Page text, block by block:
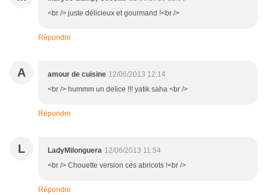
<br /> juste délicieux et gourmand !<br />
Répondre
A amour de cuisine 12/06/2013 12:14
<br /> hummm un delice !!! yatik saha <br />
Répondre
L LadyMilonguera 12/06/2013 11:54
<br /> Chouette version ces abricots !<br />
Répondre